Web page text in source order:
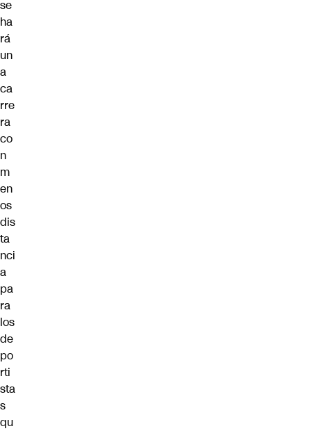
se
ha
rá
un
a
ca
rre
ra
co
n
m
en
os
dis
ta
nci
a
pa
ra
los
de
po
rti
sta
s
qu